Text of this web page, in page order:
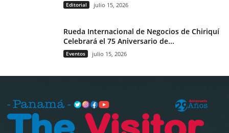
Editorial julio 15, 2026
Rueda Internacional de Negocios de Chiriquí
Celebrará el 75 Aniversario de...
Eventos julio 15, 2026